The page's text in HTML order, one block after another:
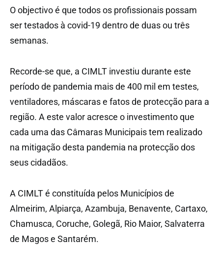
O objectivo é que todos os profissionais possam
ser testados à covid-19 dentro de duas ou três
semanas.
Recorde-se que, a CIMLT investiu durante este
período de pandemia mais de 400 mil em testes,
ventiladores, máscaras e fatos de protecção para a
região. A este valor acresce o investimento que
cada uma das Câmaras Municipais tem realizado
na mitigação desta pandemia na protecção dos
seus cidadãos.
A CIMLT é constituída pelos Municípios de
Almeirim, Alpiarça, Azambuja, Benavente, Cartaxo,
Chamusca, Coruche, Golegã, Rio Maior, Salvaterra
de Magos e Santarém.